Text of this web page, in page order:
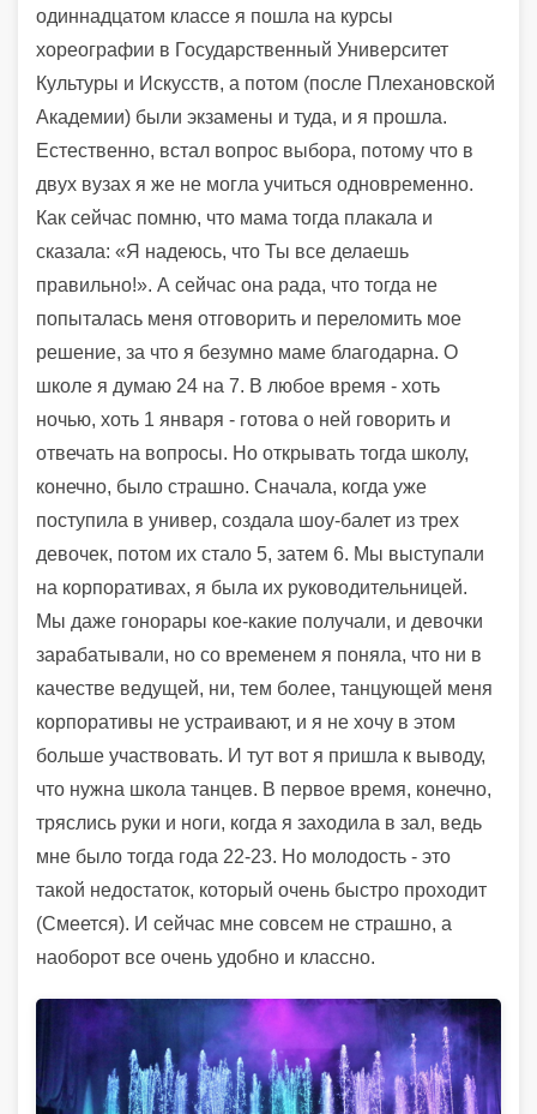
одиннадцатом классе я пошла на курсы
хореографии в Государственный Университет
Культуры и Искусств, а потом (после Плехановской
Академии) были экзамены и туда, и я прошла.
Естественно, встал вопрос выбора, потому что в
двух вузах я же не могла учиться одновременно.
Как сейчас помню, что мама тогда плакала и
сказала: «Я надеюсь, что Ты все делаешь
правильно!». А сейчас она рада, что тогда не
попыталась меня отговорить и переломить мое
решение, за что я безумно маме благодарна. О
школе я думаю 24 на 7. В любое время - хоть
ночью, хоть 1 января - готова о ней говорить и
отвечать на вопросы. Но открывать тогда школу,
конечно, было страшно. Сначала, когда уже
поступила в универ, создала шоу-балет из трех
девочек, потом их стало 5, затем 6. Мы выступали
на корпоративах, я была их руководительницей.
Мы даже гонорары кое-какие получали, и девочки
зарабатывали, но со временем я поняла, что ни в
качестве ведущей, ни, тем более, танцующей меня
корпоративы не устраивают, и я не хочу в этом
больше участвовать. И тут вот я пришла к выводу,
что нужна школа танцев. В первое время, конечно,
тряслись руки и ноги, когда я заходила в зал, ведь
мне было тогда года 22-23. Но молодость - это
такой недостаток, который очень быстро проходит
(Смеется). И сейчас мне совсем не страшно, а
наоборот все очень удобно и классно.